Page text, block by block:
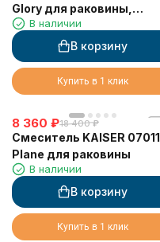
Glory для раковины,
белый/хром
В наличии
В корзину
Купить в 1 клик
8 360 ₽18 400 ₽
Смеситель KAISER 07011
Plane для раковины
В наличии
В корзину
Купить в 1 клик